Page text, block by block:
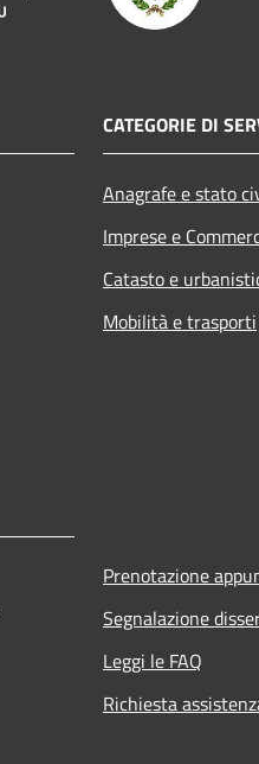
CATEGORIE DI
Anagrafe e stato
Imprese e
Catasto e
Mobilità e trasporti
Prenotazione
Segnalazione
Leggi le FAQ
Richiesta